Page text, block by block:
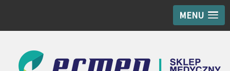
MENU